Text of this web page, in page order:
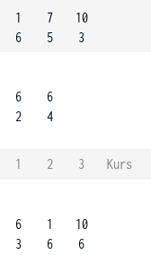
1
6
7
5
10
3
6
2
6
4
1 2 3
Kurs
6
3
1
6
10
6